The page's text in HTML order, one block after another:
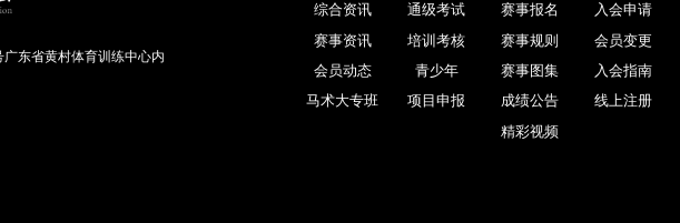
东省黄村体育训练中心内
综合资讯
赛事资讯
会员动态
马术大专班
通级考试
培训考核
青少年
项目申报
赛事报名
赛事规则
赛事图集
成绩公告
精彩视频
入会申请
会员变更
入会指南
线上注册